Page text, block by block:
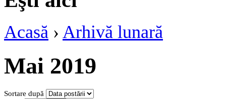
Acasă › Arhivă lunară
Mai 2019
Sortare după